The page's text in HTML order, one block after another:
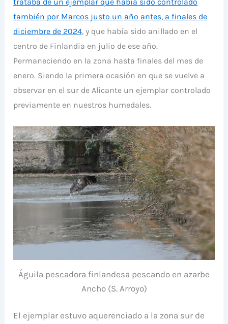
también por Marcos justo un año antes, a finales de
diciembre de 2024, y que había sido anillado en el
centro de Finlandia en julio de ese año.
Permaneciendo en la zona hasta finales del mes de
enero. Siendo la primera ocasión en que se vuelve a
observar en el sur de Alicante un ejemplar controlado
previamente en nuestros humedales.
Águila pescadora finlandesa pescando en azarbe
Ancho (S. Arroyo)
El ejemplar estuvo aquerenciado a la zona sur de